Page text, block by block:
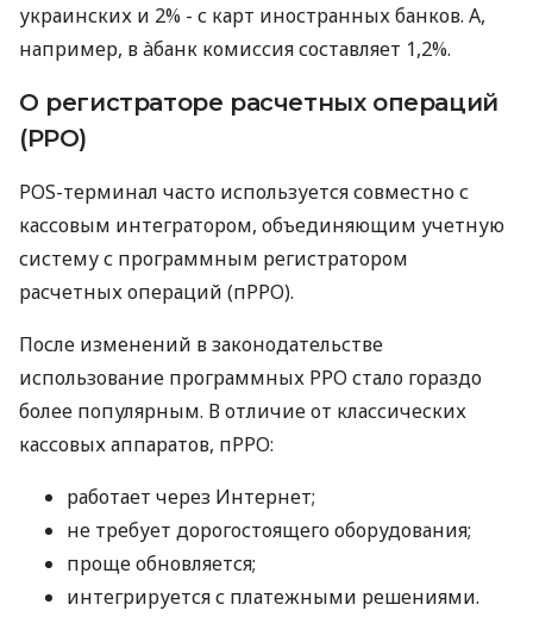
украинских и 2% - с карт иностранных банков. А,
например, в àбанк комиссия составляет 1,2%.
О регистраторе расчетных операций
(РРО)
POS-терминал часто используется совместно с
кассовым интегратором, объединяющим учетную
систему с программным регистратором
расчетных операций (пРРО).
После изменений в законодательстве
использование программных РРО стало гораздо
более популярным. В отличие от классических
кассовых аппаратов, пРРО:
работает через Интернет;
не требует дорогостоящего оборудования;
проще обновляется;
интегрируется с платежными решениями.